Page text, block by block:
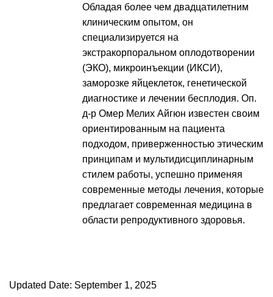
Обладая более чем двадцатилетним
клиническим опытом, он
специализируется на
экстракорпоральном оплодотворении
(ЭКО), микроинъекции (ИКСИ),
заморозке яйцеклеток, генетической
диагностике и лечении бесплодия. Оп.
д-р Омер Мелих Айгюн известен своим
ориентированным на пациента
подходом, приверженностью этическим
принципам и мультидисциплинарным
стилем работы, успешно применяя
современные методы лечения, которые
предлагает современная медицина в
области репродуктивного здоровья.
Updated Date: September 1, 2025